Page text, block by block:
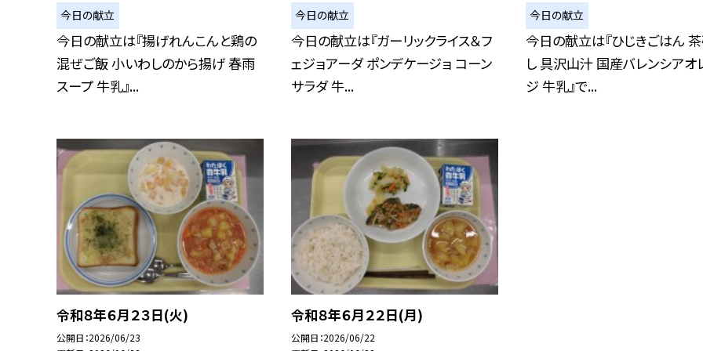
今日の献立
今日の献立は『揚げれんこんと鶏の
混ぜご飯 小いわしのから揚げ 春雨
スープ 牛乳』...
今日の献立
今日の献立は『ガーリックライス＆フ
ェジョアーダ ポンデケージョ コーン
サラダ 牛...
今日の献立
今日の献立は『ひじきごはん
し 具沢山汁 国産バレンシアオ
ジ 牛乳』で...
令和８年６月２３日(火)
公開日 2026/06/23
令和８年６月２２日(月)
公開日 2026/06/22